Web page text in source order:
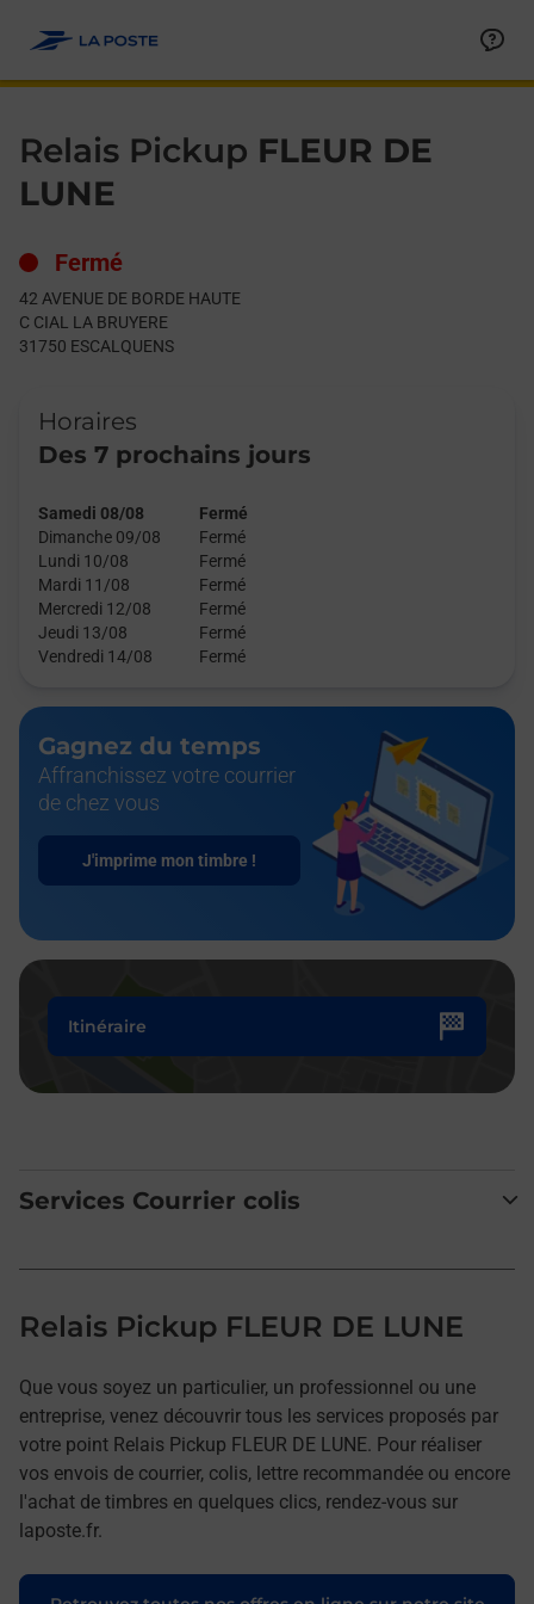
Relais Pickup FLEUR DE
LUNE
Fermé
42 AVENUE DE BORDE HAUTE
C CIAL LA BRUYERE
31750 ESCALQUENS
Horaires
Des 7 prochains jours
Samedi 08/08
Fermé
Dimanche 09/08
Fermé
Lundi 10/08
Fermé
Mardi 11/08
Fermé
Mercredi 12/08
Fermé
Jeudi 13/08
Fermé
Vendredi 14/08
Fermé
Gagnez du temps
Affranchissez votre courrier
de chez vous
J'imprime mon timbre !
Itinéraire
Services Courrier colis
Relais Pickup FLEUR DE LUNE
Que vous soyez un particulier, un professionnel ou une
entreprise, venez découvrir tous les services proposés par
votre point Relais Pickup FLEUR DE LUNE. Pour réaliser
vos envois de courrier, colis, lettre recommandée ou encore
l'achat de timbres en quelques clics, rendez-vous sur
laposte.fr.